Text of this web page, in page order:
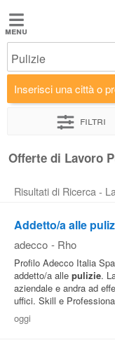
Jobbydoo
Offerte
di
lavoro
Elenco
Blog
Pulizie
Inserisci una città o
Filtri
Offerte di Lavoro
Risultati di Ricerca -
Addetto/a alle
adecco - Rho
Profilo Adecco Italia
addetto/a alle pulizie.
aziendale e andra ad
uffici. Skill e
oggi